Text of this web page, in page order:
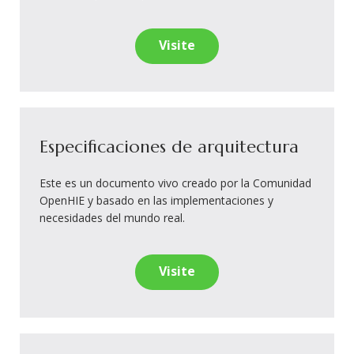
Visite
Especificaciones de arquitectura
Este es un documento vivo creado por la Comunidad
OpenHIE y basado en las implementaciones y
necesidades del mundo real.
Visite